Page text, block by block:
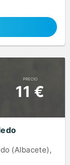
PRECIO
11 €
(Albacete),